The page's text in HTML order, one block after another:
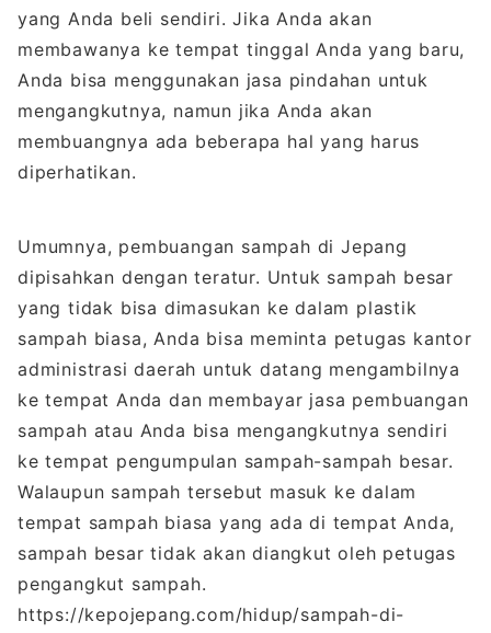
yang Anda beli sendiri. Jika Anda akan
membawanya ke tempat tinggal Anda yang baru,
Anda bisa menggunakan jasa pindahan untuk
mengangkutnya, namun jika Anda akan
membuangnya ada beberapa hal yang harus
diperhatikan.
Umumnya, pembuangan sampah di Jepang
dipisahkan dengan teratur. Untuk sampah besar
yang tidak bisa dimasukan ke dalam plastik
sampah biasa, Anda bisa meminta petugas kantor
administrasi daerah untuk datang mengambilnya
ke tempat Anda dan membayar jasa pembuangan
sampah atau Anda bisa mengangkutnya sendiri
ke tempat pengumpulan sampah-sampah besar.
Walaupun sampah tersebut masuk ke dalam
tempat sampah biasa yang ada di tempat Anda,
sampah besar tidak akan diangkut oleh petugas
pengangkut sampah.
https://kepojepang.com/hidup/sampah-di-